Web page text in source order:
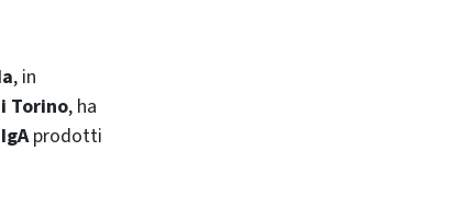
, in
Torino, ha
prodotti